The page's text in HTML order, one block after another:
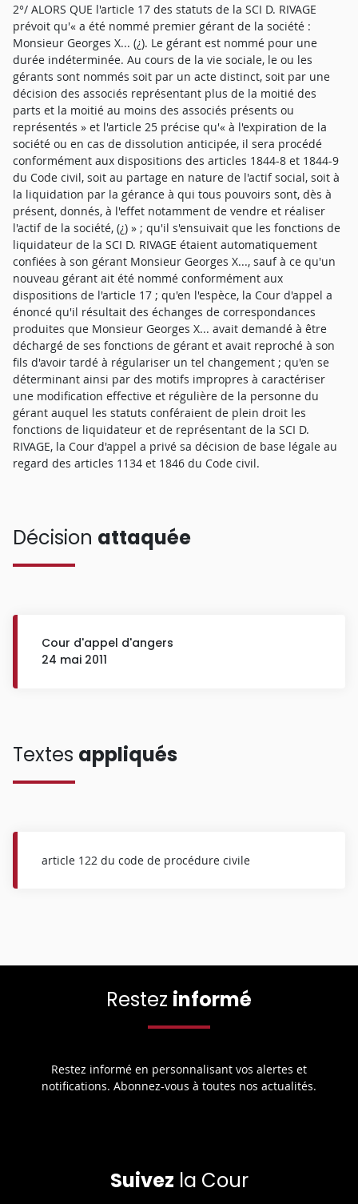
2°/ ALORS QUE l'article 17 des statuts de la SCI D. RIVAGE
prévoit qu'« a été nommé premier gérant de la société :
Monsieur Georges X... (¿). Le gérant est nommé pour une
durée indéterminée. Au cours de la vie sociale, le ou les
gérants sont nommés soit par un acte distinct, soit par une
décision des associés représentant plus de la moitié des
parts et la moitié au moins des associés présents ou
représentés » et l'article 25 précise qu'« à l'expiration de la
société ou en cas de dissolution anticipée, il sera procédé
conformément aux dispositions des articles 1844-8 et 1844-9
du Code civil, soit au partage en nature de l'actif social, soit à
la liquidation par la gérance à qui tous pouvoirs sont, dès à
présent, donnés, à l'effet notamment de vendre et réaliser
l'actif de la société, (¿) » ; qu'il s'ensuivait que les fonctions de
liquidateur de la SCI D. RIVAGE étaient automatiquement
confiées à son gérant Monsieur Georges X..., sauf à ce qu'un
nouveau gérant ait été nommé conformément aux
dispositions de l'article 17 ; qu'en l'espèce, la Cour d'appel a
énoncé qu'il résultait des échanges de correspondances
produites que Monsieur Georges X... avait demandé à être
déchargé de ses fonctions de gérant et avait reproché à son
fils d'avoir tardé à régulariser un tel changement ; qu'en se
déterminant ainsi par des motifs impropres à caractériser
une modification effective et régulière de la personne du
gérant auquel les statuts conféraient de plein droit les
fonctions de liquidateur et de représentant de la SCI D.
RIVAGE, la Cour d'appel a privé sa décision de base légale au
regard des articles 1134 et 1846 du Code civil.
Décision attaquée
Cour d'appel d'angers
24 mai 2011
Textes appliqués
article 122 du code de procédure civile
Restez informé
Restez informé en personnalisant vos alertes et
notifications. Abonnez-vous à toutes nos actualités.
Suivez la Cour